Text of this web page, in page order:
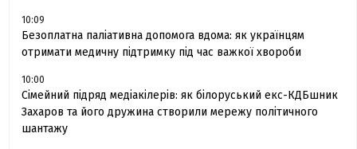
10:09
Безоплатна паліативна допомога вдома: як українцям
отримати медичну підтримку під час важкої хвороби
10:00
Сімейний підряд медіакілерів: як білоруський екс-КДБшник
Захаров та його дружина створили мережу політичного
шантажу